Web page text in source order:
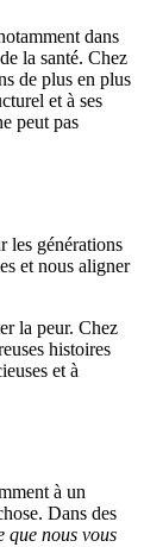
dans
la santé. Chez
de plus en plus
et à ses
peut pas
les générations
et nous aligner
la peur. Chez
histoires
et à
à un
Dans des
que nous vous